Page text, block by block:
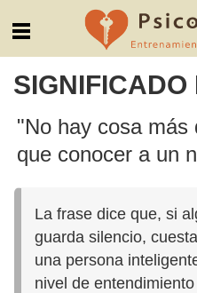
"No hay cosa más
que conocer a un
La frase dice que, si
guarda silencio,
una persona
nivel de